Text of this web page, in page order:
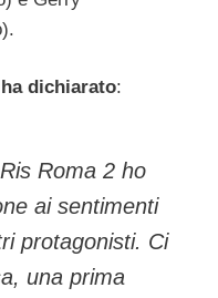
dichiarato:
Roma 2 ho
ai sentimenti
protagonisti. Ci
una prima